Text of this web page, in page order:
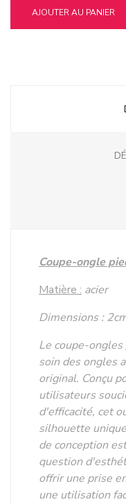
AJOUTER AU PANIER
Coupe-ongle
Matière : acier
Dimensions :
Le coupe-ongles
soin des ongles
original. Conçu
utilisateurs
d'efficacité, cet
silhouette
de conception
question
offrir une prise
une utilisation